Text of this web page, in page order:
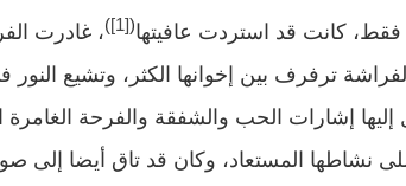
فقط، كانت قد استردت عافيتها(
[1]
)، غادرت
ترفرف بين إخوانها الكثر، وتشيع النور
إليها إشارات الحب والشفقة والفرحة
نشاطها المستعاد، وكان قد تاق أيضا إلى